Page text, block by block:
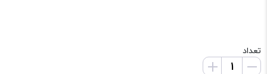
تعداد